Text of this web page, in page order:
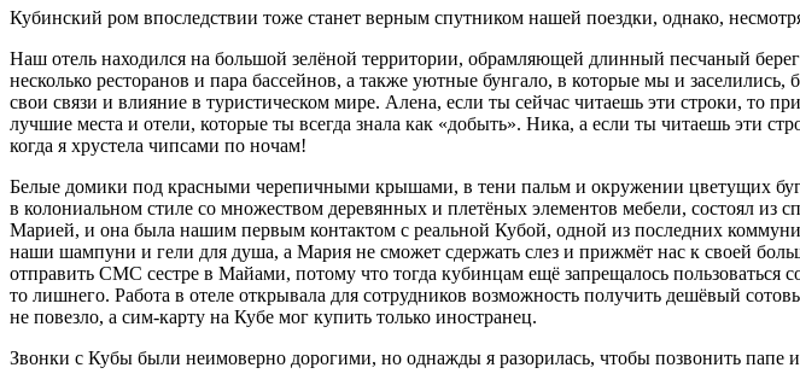
Кубинский ром впоследствии тоже станет верным спутником нашей поездки, однако,
Наш отель находился на большой зелёной территории, обрамляющей длинный песчаный
несколько ресторанов и пара бассейнов, а также уютные бунгало, в которые мы и
свои связи и влияние в туристическом мире. Алена, если ты сейчас читаешь эти строки, то
лучшие места и отели, которые ты всегда знала как «добыть». Ника, а если ты читаешь эти
когда я хрустела чипсами по ночам!
Белые домики под красными черепичными крышами, в тени пальм и окружении цветущих
в колониальном стиле со множеством деревянных и плетёных элементов мебели, состоял
Марией, и она была нашим первым контактом с реальной Кубой, одной из последних
наши шампуни и гели для душа, а Мария не сможет сдержать слез и прижмёт нас к своей
отправить СМС сестре в Майами, потому что тогда кубинцам ещё запрещалось
то лишнего. Работа в отеле открывала для сотрудников возможность получить дешёвый
не повезло, а сим-карту на Кубе мог купить только иностранец.
Звонки с Кубы были неимоверно дорогими, но однажды я разорилась, чтобы позвонить папе и